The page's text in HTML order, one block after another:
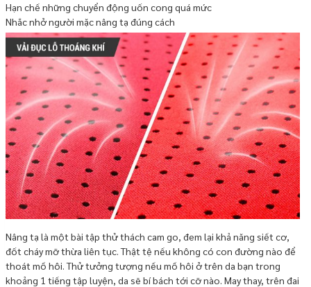
Hạn chế những chuyển động uốn cong quá mức
Nhắc nhở người mặc nâng tạ đúng cách
Nâng tạ là một bài tập thử thách cam go, đem lại khả năng siết cơ,
đốt cháy mỡ thừa liên tục. Thật tệ nếu không có con đường nào để
thoát mồ hôi. Thử tưởng tượng nếu mồ hôi ở trên da bạn trong
khoảng 1 tiếng tập luyện, da sẽ bí bách tới cỡ nào. May thay, trên đai